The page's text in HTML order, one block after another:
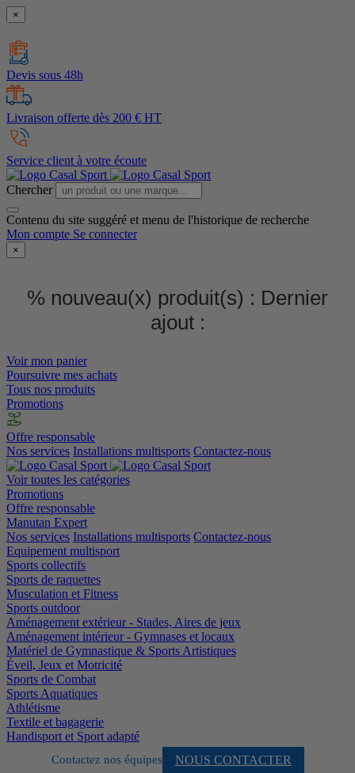
×
Devis sous 48h
Livraison offerte dès 200 € HT
Service client à votre écoute
Chercher
Contenu du site suggéré et menu de l'historique de recherche
Mon compte Se connecter
×
% nouveau(x) produit(s) : Dernier
ajout :
Voir mon panier
Poursuivre mes achats
Tous nos produits
Promotions
Offre responsable
Nos services Installations multisports Contactez-nous
Voir toutes les catégories
Promotions
Offre responsable
Manutan Expert
Nos services Installations multisports Contactez-nous
Equipement multisport
Sports collectifs
Sports de raquettes
Musculation et Fitness
Sports outdoor
Aménagement extérieur - Stades, Aires de jeux
Aménagement intérieur - Gymnases et locaux
Matériel de Gymnastique & Sports Artistiques
Éveil, Jeux et Motricité
Sports de Combat
Sports Aquatiques
Athlétisme
Textile et bagagerie
Handisport et Sport adapté
Contactez nos équipes NOUS CONTACTER